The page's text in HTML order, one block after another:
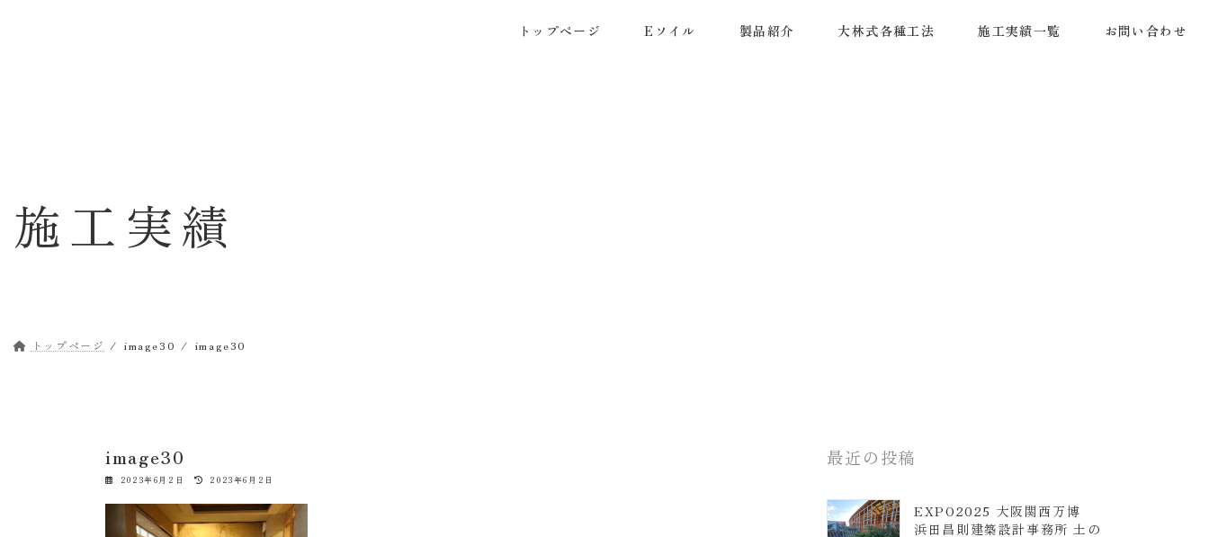
トップページ Eソイル 製品紹介 大林式各種工法 施工実績一覧 お問い合わせ
施工実績
トップページ image30 image30
image30
2023年6月2日
最
更
新
日
2023年6月2日
最近の投稿
EXPO2025 大阪関西万博
浜田昌則建築設計事務所 土の